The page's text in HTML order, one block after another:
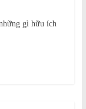
gì hữu ích